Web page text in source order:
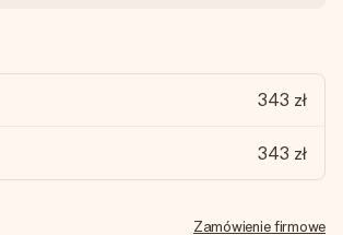
343 zł
343 zł
Zamówienie firmowe